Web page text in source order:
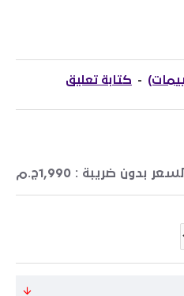
- كتابة تعليق
السعر بدون ضريبة : 1,990ج.م